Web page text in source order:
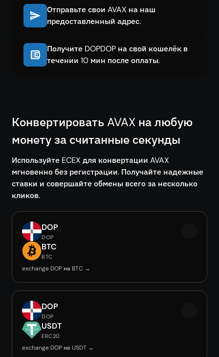
Отправьте свои AVAX на наш
предоставленный адрес.
Получите DOPDOP на свой кошелёк в
течении 10 мин после оплаты.
Конвертировать AVAX на любую
монету за считанные секунды
Используйте ECEX для конвертации AVAX
мгновенно без регистрации. Получайте надежные
ставки и совершайте обмены всего за несколько
кликов.
DOP
DOP
BTC
BTC
exchange DOP на BTC →
DOP
DOP
USDT
ERC20
exchange DOP на USDT →